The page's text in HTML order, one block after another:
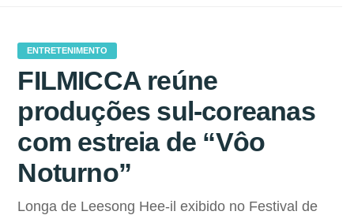
ENTRETENIMENTO
FILMICCA reúne
produções sul-coreanas
com estreia de “Vôo
Noturno”
Longa de Leesong Hee-il exibido no Festival de